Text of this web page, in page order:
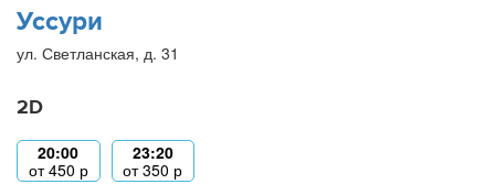
Уссури
ул. Светланская, д. 31
2D
20:00
от450 р
23:20
от350 р